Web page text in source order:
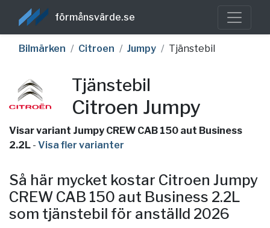
förmånsvärde.se
Bilmärken Citroen Jumpy Tjänstebil
Tjänstebil
Citroen Jumpy
Visar variant Jumpy CREW CAB 150 aut Business
2.2L - Visa fler varianter
Så här mycket kostar Citroen Jumpy
CREW CAB 150 aut Business 2.2L
som tjänstebil för anställd 2026